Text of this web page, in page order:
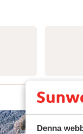
Denna